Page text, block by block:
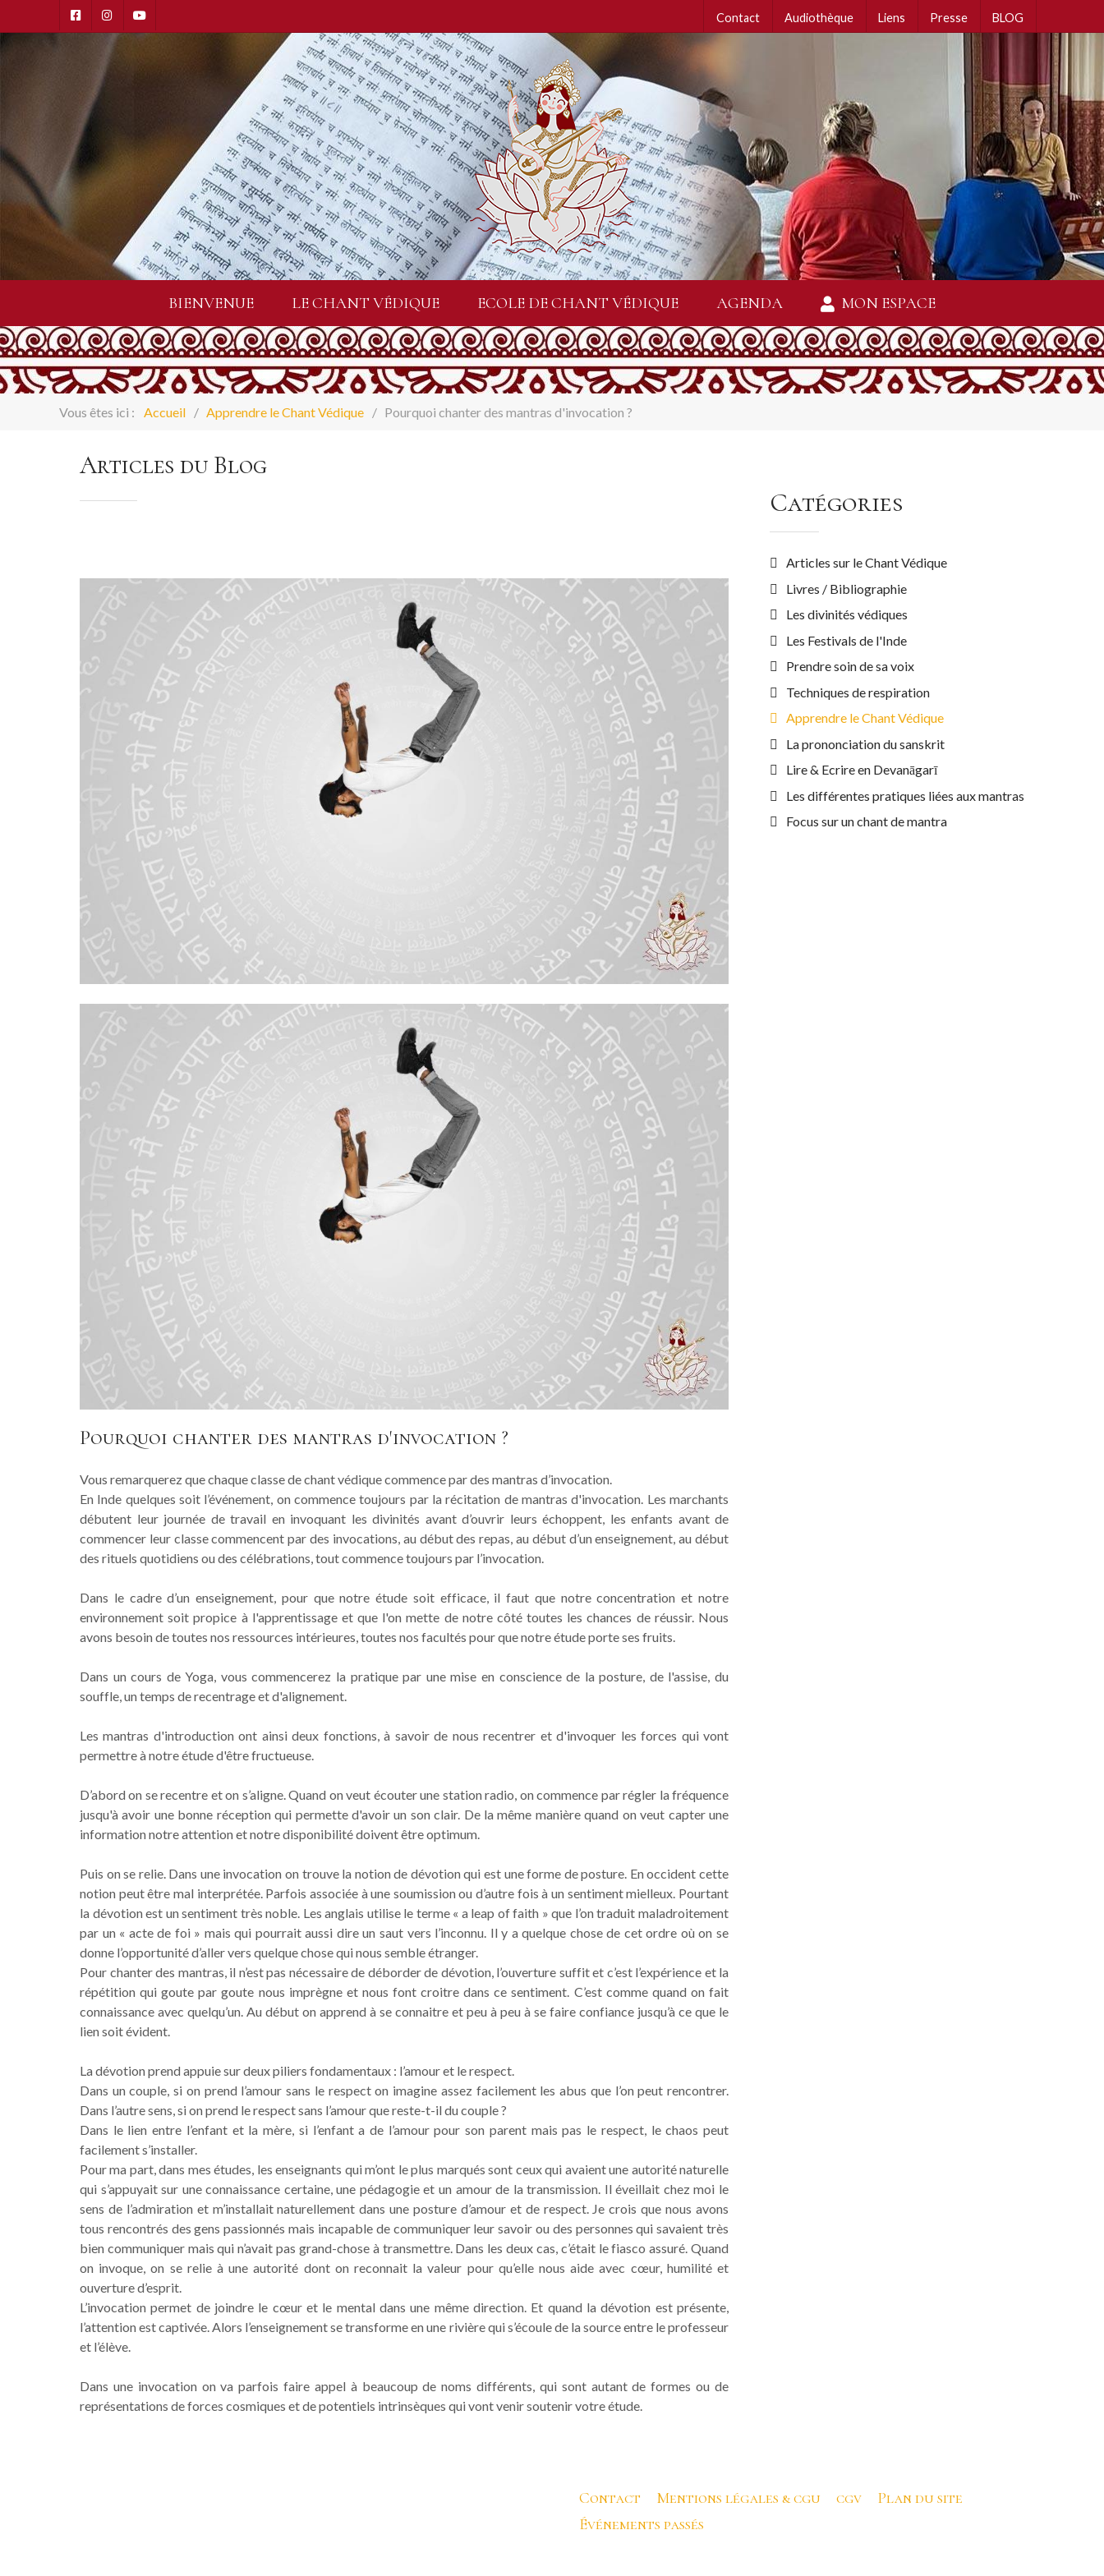
Contact Audiothèque Liens Presse BLOG
BIENVENUE LE CHANT VÉDIQUE ECOLE DE CHANT VÉDIQUE AGENDA MON ESPACE
Vous êtes ici : Accueil Apprendre le Chant Védique Pourquoi chanter des mantras d'invocation ?
Articles du Blog
Pourquoi chanter des mantras d'invocation ?
Vous remarquerez que chaque classe de chant védique commence par des mantras d’invocation.
En Inde quelques soit l’événement, on commence toujours par la récitation de mantras d'invocation. Les marchants
débutent leur journée de travail en invoquant les divinités avant d’ouvrir leurs échoppent, les enfants avant de
commencer leur classe commencent par des invocations, au début des repas, au début d’un enseignement, au début
des rituels quotidiens ou des célébrations, tout commence toujours par l’invocation.
Dans le cadre d’un enseignement, pour que notre étude soit efficace, il faut que notre concentration et notre
environnement soit propice à l'apprentissage et que l'on mette de notre côté toutes les chances de réussir. Nous
avons besoin de toutes nos ressources intérieures, toutes nos facultés pour que notre étude porte ses fruits.
Dans un cours de Yoga, vous commencerez la pratique par une mise en conscience de la posture, de l'assise, du
souffle, un temps de recentrage et d'alignement.
Les mantras d'introduction ont ainsi deux fonctions, à savoir de nous recentrer et d'invoquer les forces qui vont
permettre à notre étude d'être fructueuse.
D’abord on se recentre et on s’aligne. Quand on veut écouter une station radio, on commence par régler la fréquence
jusqu'à avoir une bonne réception qui permette d'avoir un son clair. De la même manière quand on veut capter une
information notre attention et notre disponibilité doivent être optimum.
Puis on se relie. Dans une invocation on trouve la notion de dévotion qui est une forme de posture. En occident cette
notion peut être mal interprétée. Parfois associée à une soumission ou d’autre fois à un sentiment mielleux. Pourtant
la dévotion est un sentiment très noble. Les anglais utilise le terme « a leap of faith » que l’on traduit maladroitement
par un « acte de foi » mais qui pourrait aussi dire un saut vers l’inconnu. Il y a quelque chose de cet ordre où on se
donne l’opportunité d’aller vers quelque chose qui nous semble étranger.
Pour chanter des mantras, il n’est pas nécessaire de déborder de dévotion, l’ouverture suffit et c’est l’expérience et la
répétition qui goute par goute nous imprègne et nous font croitre dans ce sentiment. C’est comme quand on fait
connaissance avec quelqu’un. Au début on apprend à se connaitre et peu à peu à se faire confiance jusqu’à ce que le
lien soit évident.
La dévotion prend appuie sur deux piliers fondamentaux : l’amour et le respect.
Dans un couple, si on prend l’amour sans le respect on imagine assez facilement les abus que l’on peut rencontrer.
Dans l’autre sens, si on prend le respect sans l’amour que reste-t-il du couple ?
Dans le lien entre l’enfant et la mère, si l’enfant a de l’amour pour son parent mais pas le respect, le chaos peut
facilement s’installer.
Pour ma part, dans mes études, les enseignants qui m’ont le plus marqués sont ceux qui avaient une autorité naturelle
qui s’appuyait sur une connaissance certaine, une pédagogie et un amour de la transmission. Il éveillait chez moi le
sens de l’admiration et m’installait naturellement dans une posture d’amour et de respect. Je crois que nous avons
tous rencontrés des gens passionnés mais incapable de communiquer leur savoir ou des personnes qui savaient très
bien communiquer mais qui n’avait pas grand-chose à transmettre. Dans les deux cas, c’était le fiasco assuré. Quand
on invoque, on se relie à une autorité dont on reconnait la valeur pour qu’elle nous aide avec cœur, humilité et
ouverture d’esprit.
L’invocation permet de joindre le cœur et le mental dans une même direction. Et quand la dévotion est présente,
l’attention est captivée. Alors l’enseignement se transforme en une rivière qui s’écoule de la source entre le professeur
et l’élève.
Dans une invocation on va parfois faire appel à beaucoup de noms différents, qui sont autant de formes ou de
représentations de forces cosmiques et de potentiels intrinsèques qui vont venir soutenir votre étude.
Catégories
Articles sur le Chant Védique
Livres / Bibliographie
Les divinités védiques
Les Festivals de l'Inde
Prendre soin de sa voix
Techniques de respiration
Apprendre le Chant Védique
La prononciation du sanskrit
Lire & Ecrire en Devanāgarī
Les différentes pratiques liées aux mantras
Focus sur un chant de mantra
Contact Mentions légales & cgu cgv
Plan du site
Événements passés